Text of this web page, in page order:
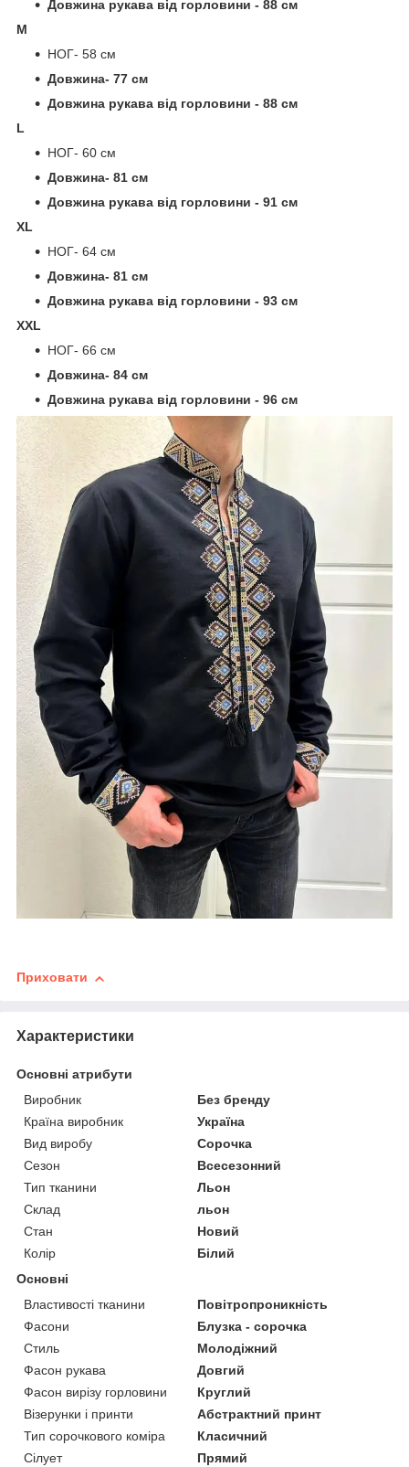
Довжина рукава від горловини - 88 см
М
НОГ- 58 см
Довжина- 77 см
Довжина рукава від горловини - 88 см
L
НОГ- 60 см
Довжина- 81 см
Довжина рукава від горловини - 91 см
XL
НОГ- 64 см
Довжина- 81 см
Довжина рукава від горловини - 93 см
XXL
НОГ- 66 см
Довжина- 84 см
Довжина рукава від горловини - 96 см
Приховати
Характеристики
Основні атрибути
Виробник
Без бренду
Країна виробник
Україна
Вид виробу
Сорочка
Сезон
Всесезонний
Тип тканини
Льон
Склад
льон
Стан
Новий
Колір
Білий
Основні
Властивості тканини
Повітропроникність
Фасони
Блузка - сорочка
Стиль
Молодіжний
Фасон рукава
Довгий
Фасон вирізу горловини
Круглий
Візерунки і принти
Абстрактний принт
Тип сорочкового коміра
Класичний
Сілует
Прямий